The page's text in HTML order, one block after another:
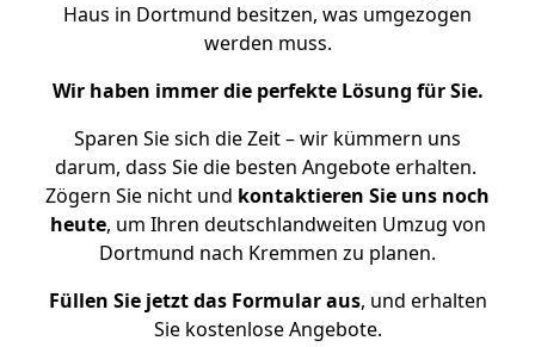
Haus in Dortmund besitzen, was umgezogen
werden muss.
Wir haben immer die perfekte Lösung für Sie.
Sparen Sie sich die Zeit – wir kümmern uns
darum, dass Sie die besten Angebote erhalten.
Zögern Sie nicht und kontaktieren Sie uns noch
heute, um Ihren deutschlandweiten Umzug von
Dortmund nach Kremmen zu planen.
Füllen Sie jetzt das Formular aus, und erhalten
Sie kostenlose Angebote.